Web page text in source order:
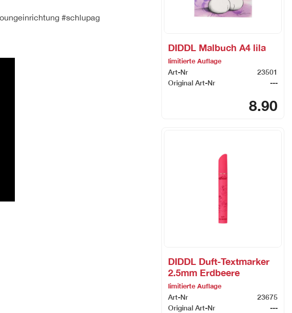
#schlupag
DIDDL Malbuch A4 lila
limitierte Auflage
Art-Nr
23501
Original Art-Nr
---
8.90
DIDDL Duft-Textmarker
2.5mm Erdbeere
limitierte Auflage
Art-Nr
23675
Original Art-Nr
---